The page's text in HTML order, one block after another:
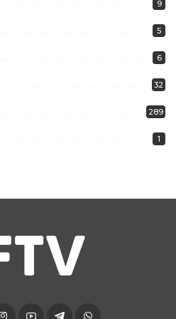
9
5
6
32
289
1